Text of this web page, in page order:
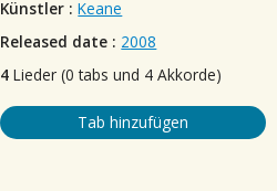
Künstler : Keane
Released date : 2008
4 Lieder (0 tabs und 4 Akkorde)
Tab hinzufügen